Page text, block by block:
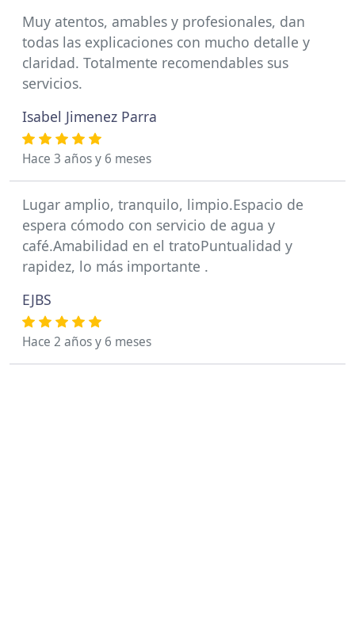
Muy atentos, amables y profesionales, dan
todas las explicaciones con mucho detalle y
claridad. Totalmente recomendables sus
servicios.
Isabel Jimenez Parra
Hace 3 años y 6 meses
Lugar amplio, tranquilo, limpio.Espacio de
espera cómodo con servicio de agua y
café.Amabilidad en el tratoPuntualidad y
rapidez, lo más importante .
EJBS
Hace 2 años y 6 meses